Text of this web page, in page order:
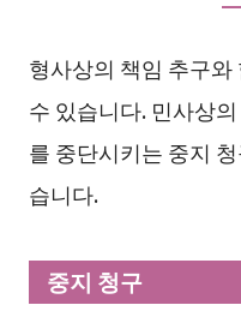
형사상의 책임 추구
수 있습니다. 민사상
를 중단시키는 중지
습니다.
중지 청구